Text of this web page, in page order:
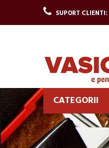
SUPORT CLIENTI:
CATEGORII